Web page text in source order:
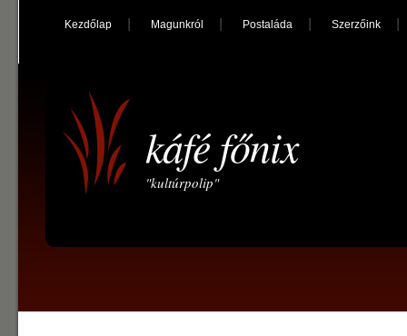
Kezdőlap Magunkról Postaláda Szerzőink
káfé főnix
"kultúrpolip"